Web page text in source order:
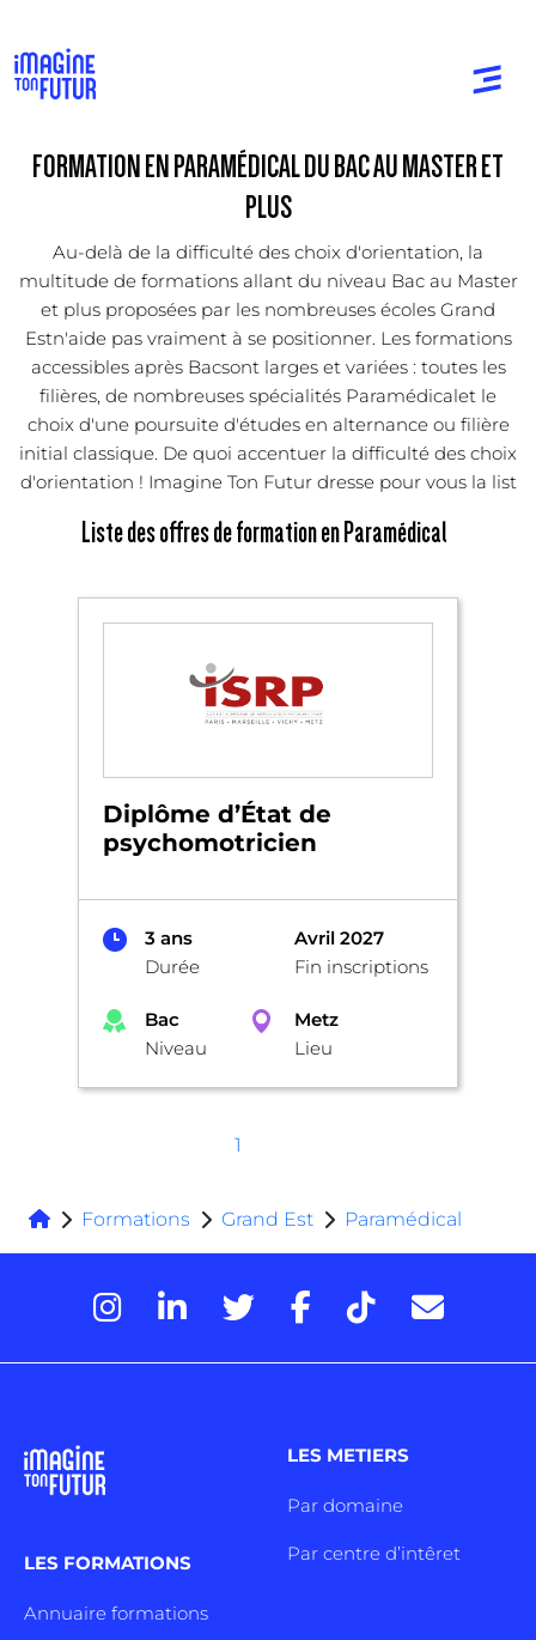
FORMATION EN PARAMÉDICAL DU BAC AU MASTER ET
PLUS
Au-delà de la difficulté des choix d'orientation, la
multitude de formations allant du niveau Bac au Master
et plus proposées par les nombreuses écoles Grand
Estn'aide pas vraiment à se positionner. Les formations
accessibles après Bacsont larges et variées : toutes les
filières, de nombreuses spécialités Paramédicalet le
choix d'une poursuite d'études en alternance ou filière
initial classique. De quoi accentuer la difficulté des choix
d'orientation ! Imagine Ton Futur dresse pour vous la list
Liste des offres de formation en Paramédical
Diplôme d’État de
psychomotricien
3 ans
Durée
Avril 2027
Fin inscriptions
Bac
Niveau
Metz
Lieu
1
Formations Grand Est Paramédical
LES FORMATIONS
Annuaire formations
LES METIERS
Par domaine
Par centre d’intêret